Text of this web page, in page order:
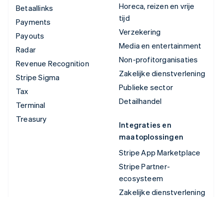
Betaallinks
Payments
Payouts
Radar
Revenue Recognition
Stripe Sigma
Tax
Terminal
Treasury
Horeca, reizen en vrije
tijd
Verzekering
Media en entertainment
Non-profitorganisaties
Zakelijke dienstverlening
Publieke sector
Detailhandel
Integraties en
maatoplossingen
Stripe App Marketplace
Stripe Partner-
ecosysteem
Zakelijke dienstverlening